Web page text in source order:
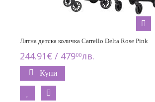
Лятна детска количка Carrello Delta Rose Pink
244.91€ / 47900лв.
Купи